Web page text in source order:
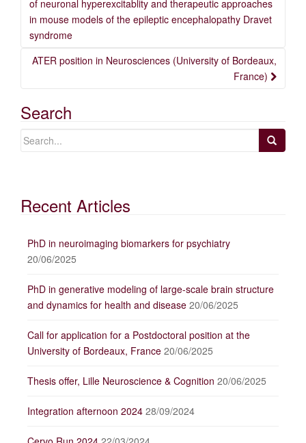
navigation
of neuronal hyperexcitablity and therapeutic approaches
in mouse models of the epileptic encephalopathy Dravet
syndrome
ATER position in Neurosciences (University of Bordeaux,
France)
Search
Recent Articles
PhD in neuroimaging biomarkers for psychiatry
20/06/2025
PhD in generative modeling of large-scale brain structure
and dynamics for health and disease 20/06/2025
Call for application for a Postdoctoral position at the
University of Bordeaux, France 20/06/2025
Thesis offer, Lille Neuroscience & Cognition 20/06/2025
Integration afternoon 2024 28/09/2024